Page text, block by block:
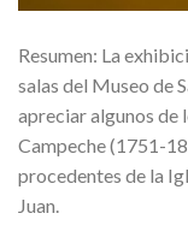
Resumen: La
salas del Museo de
apreciar algunos de
Campeche (1751-
procedentes de la
Juan.